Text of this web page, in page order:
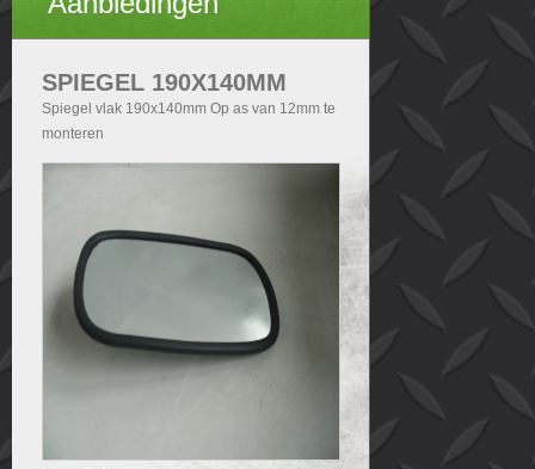
SPIEGEL 190X140MM
Spiegel vlak 190x140mm Op as van 12mm te
monteren